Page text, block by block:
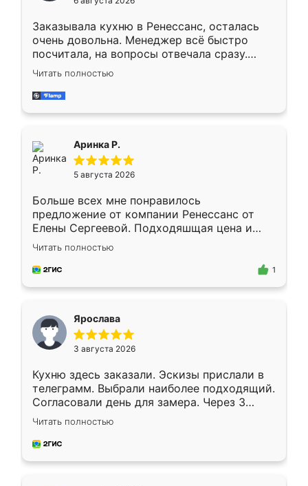
мебели буду заказывать только здесь.
Заказывала кухню в Ренессанс, осталась
очень довольна. Менеджер всё быстро
посчитала, на вопросы отвечала сразу.
Замерщик приехал в субботу, подошёл к
делу со всей ответственностью. Собрали
за день, ребята работали аккуратно, даже
Читать полностью
Аринка Р.
5 августа 2026
Больше всех мне понравилось
предложение от компании Ренессанс от
Елены Сергеевой. Подходяшщая цена и
короткие сроки изготовления. Приехавший
для замера сотрудник Владислав
предложил по моему эскизу самый
Читать полностью
1
Ярослава
3 августа 2026
Кухню здесь заказали. Эскизы прислали в
телеграмм. Выбрали наиболее подходящий.
Согласовали день для замера. Через 3
недели кухня была уже готова. Остались
довольны работой. Спасибо Ренессанс
мебель за качественную работу!
Читать полностью